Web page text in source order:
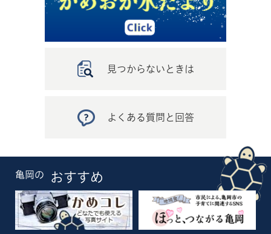
見つからないときは
よくある質問と回答
亀岡の おすすめ